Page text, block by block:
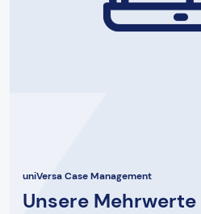
uniVersa Case Management
Unsere Mehrwerte